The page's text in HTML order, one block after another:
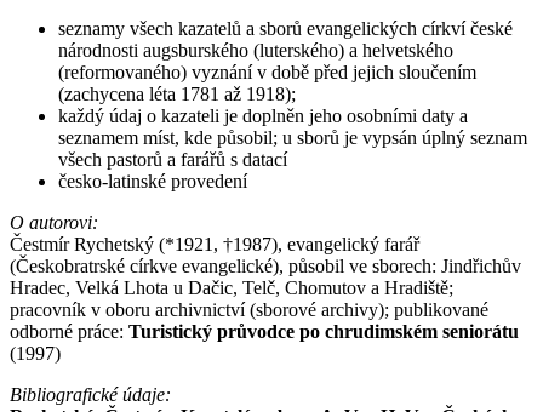
seznamy všech kazatelů a sborů evangelických církví české
národnosti augsburského (luterského) a helvetského
(reformovaného) vyznání v době před jejich sloučením
(zachycena léta 1781 až 1918);
každý údaj o kazateli je doplněn jeho osobními daty a
seznamem míst, kde působil; u sborů je vypsán úplný seznam
všech pastorů a farářů s datací
česko-latinské provedení
O autorovi:
Čestmír Rychetský (*1921, †1987), evangelický farář
(Českobratrské církve evangelické), působil ve sborech: Jindřichův
Hradec, Velká Lhota u Dačic, Telč, Chomutov a Hradiště;
pracovník v oboru archivnictví (sborové archivy); publikované
odborné práce: Turistický průvodce po chrudimském seniorátu
(1997)
Bibliografické údaje: